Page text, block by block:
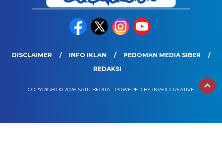
DISCLAIMER INFO IKLAN
PEDOMAN MEDIA SIBER
REDAKSI
COPYRIGHT © 2026 SATU BERITA - POWERED BY INVEX CREATIVE